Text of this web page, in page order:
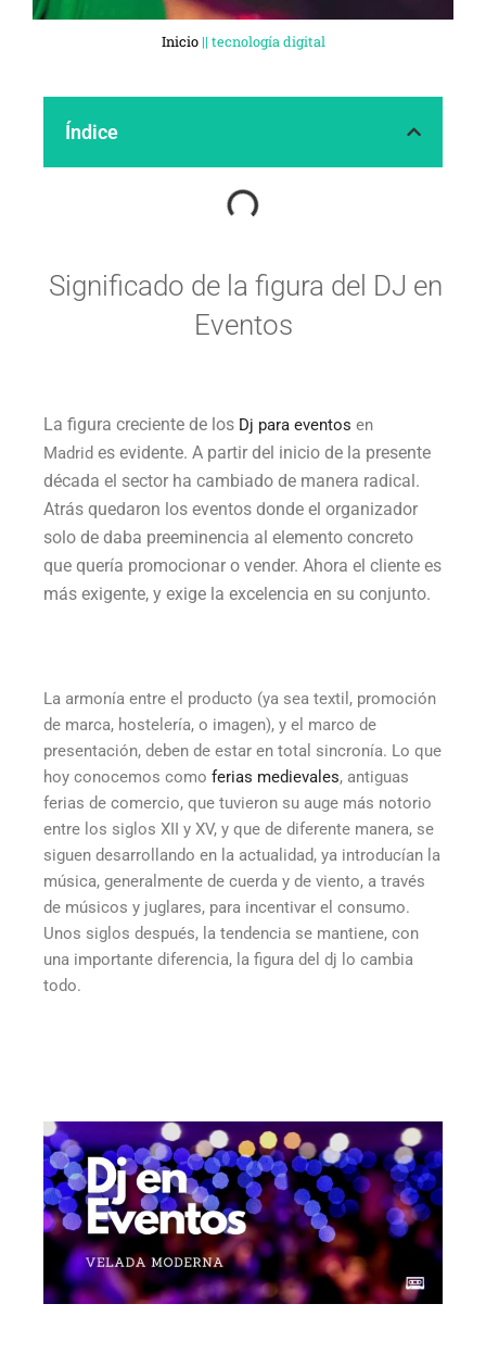
Inicio|| tecnología digital
Índice
Significado de la figura del DJ en
Eventos
La figura creciente de los Dj para eventos en
Madrid es evidente. A partir del inicio de la presente
década el sector ha cambiado de manera radical.
Atrás quedaron los eventos donde el organizador
solo de daba preeminencia al elemento concreto
que quería promocionar o vender. Ahora el cliente es
más exigente, y exige la excelencia en su conjunto.
La armonía entre el producto (ya sea textil, promoción
de marca, hostelería, o imagen), y el marco de
presentación, deben de estar en total sincronía. Lo que
hoy conocemos como ferias medievales, antiguas
ferias de comercio, que tuvieron su auge más notorio
entre los siglos XII y XV, y que de diferente manera, se
siguen desarrollando en la actualidad, ya introducían la
música, generalmente de cuerda y de viento, a través
de músicos y juglares, para incentivar el consumo.
Unos siglos después, la tendencia se mantiene, con
una importante diferencia, la figura del dj lo cambia
todo.